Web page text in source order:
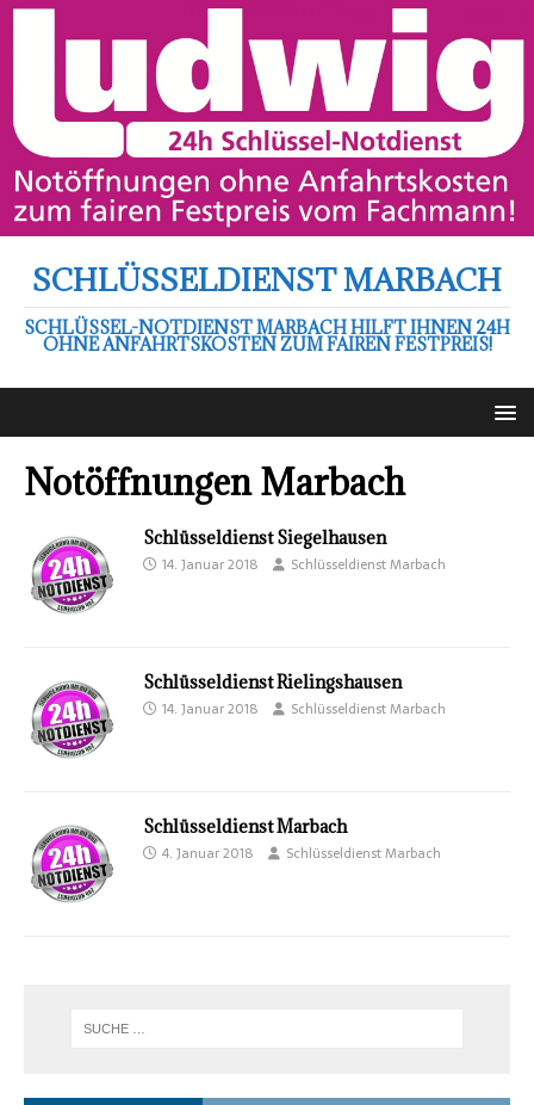
SCHLÜSSELDIENST MARBACH
SCHLÜSSEL-NOTDIENST MARBACH HILFT IHNEN 24H
OHNE ANFAHRTSKOSTEN ZUM FAIREN FESTPREIS!
Notöffnungen Marbach
Schlüsseldienst Siegelhausen
14. Januar 2018 Schlüsseldienst Marbach
Schlüsseldienst Rielingshausen
14. Januar 2018 Schlüsseldienst Marbach
Schlüsseldienst Marbach
4. Januar 2018 Schlüsseldienst Marbach